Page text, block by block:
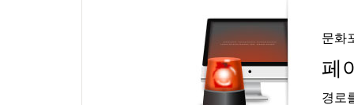
문화
페
경로